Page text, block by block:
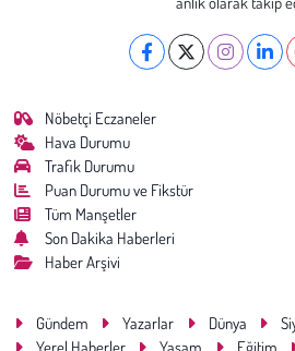
Nöbetçi Eczaneler
Hava Durumu
Trafik Durumu
Puan Durumu ve Fikstür
Tüm Manşetler
Son Dakika Haberleri
Haber Arşivi
Gündem Yazarlar Dünya
Yerel Haberler
Yaşam Eğitim